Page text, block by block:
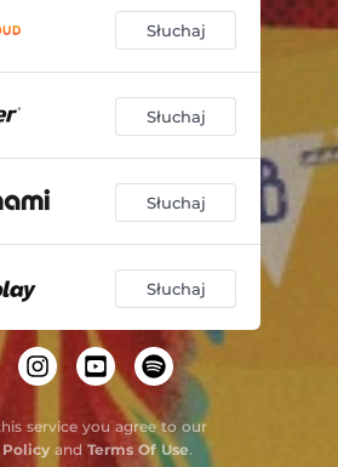
Słuchaj
Słuchaj
Słuchaj
Słuchaj
service you agree to our
and Terms Of Use.